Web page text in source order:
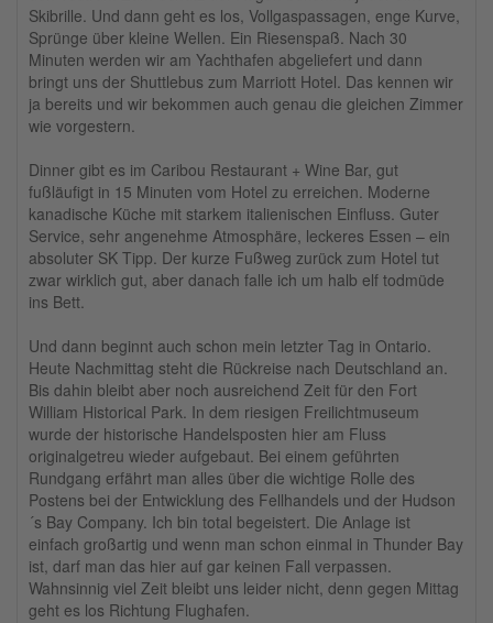
Skibrille. Und dann geht es los, Vollgaspassagen, enge Kurve,
Sprünge über kleine Wellen. Ein Riesenspaß. Nach 30
Minuten werden wir am Yachthafen abgeliefert und dann
bringt uns der Shuttlebus zum Marriott Hotel. Das kennen wir
ja bereits und wir bekommen auch genau die gleichen Zimmer
wie vorgestern.
Dinner gibt es im Caribou Restaurant + Wine Bar, gut
fußläufigt in 15 Minuten vom Hotel zu erreichen. Moderne
kanadische Küche mit starkem italienischen Einfluss. Guter
Service, sehr angenehme Atmosphäre, leckeres Essen – ein
absoluter SK Tipp. Der kurze Fußweg zurück zum Hotel tut
zwar wirklich gut, aber danach falle ich um halb elf todmüde
ins Bett.
Und dann beginnt auch schon mein letzter Tag in Ontario.
Heute Nachmittag steht die Rückreise nach Deutschland an.
Bis dahin bleibt aber noch ausreichend Zeit für den Fort
William Historical Park. In dem riesigen Freilichtmuseum
wurde der historische Handelsposten hier am Fluss
originalgetreu wieder aufgebaut. Bei einem geführten
Rundgang erfährt man alles über die wichtige Rolle des
Postens bei der Entwicklung des Fellhandels und der Hudson
´s Bay Company. Ich bin total begeistert. Die Anlage ist
einfach großartig und wenn man schon einmal in Thunder Bay
ist, darf man das hier auf gar keinen Fall verpassen.
Wahnsinnig viel Zeit bleibt uns leider nicht, denn gegen Mittag
geht es los Richtung Flughafen.